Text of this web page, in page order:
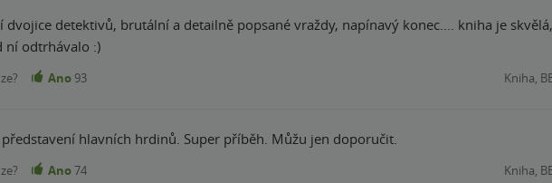
dvojice detektivů, brutální a detailně popsané vraždy, napínavý konec.... kniha je
ní odtrhávalo :)
Ano 93 Kniha,
hlavních hrdinů. Super příběh. Můžu jen doporučit.
Ano74 Kniha,